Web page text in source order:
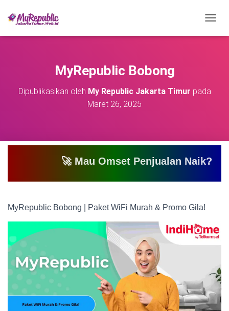
O
A
S
MyRepublic Bobong
Dipublikasikan oleh My Republic Jakarta Timur pada
Maret 26, 2025
🚀 Mau Omset Penjualan Naik? Atau
MyRepublic Bobong | Paket WiFi Murah & Promo Gila!